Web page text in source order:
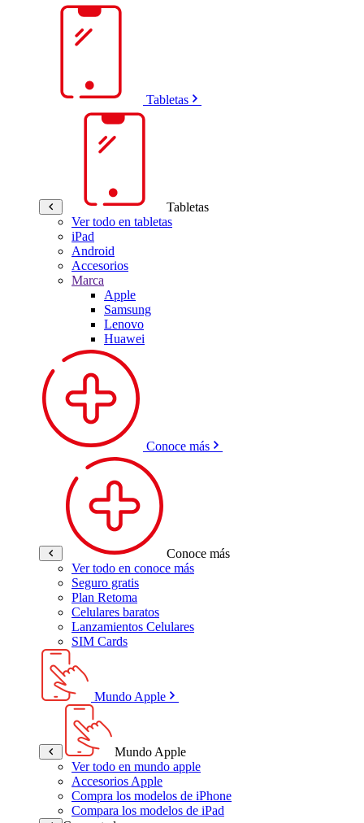
Tabletas
Tabletas
Ver todo en tabletas
iPad
Android
Accesorios
Marca
Apple
Samsung
Lenovo
Huawei
Conoce más
Conoce más
Ver todo en conoce más
Seguro gratis
Plan Retoma
Celulares baratos
Lanzamientos Celulares
SIM Cards
Mundo Apple
Mundo Apple
Ver todo en mundo apple
Accesorios Apple
Compra los modelos de iPhone
Compara los modelos de iPad